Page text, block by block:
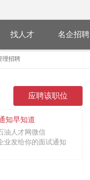
找人才 名企招聘
理招聘
知早知道
油人才网微信
业发给你的面试通知